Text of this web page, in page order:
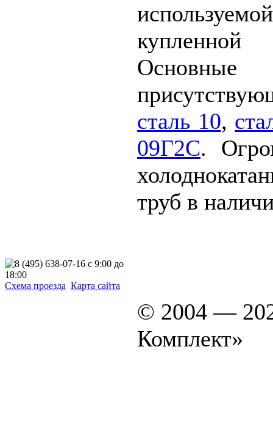
сталь 10,
09Г2С.
труб в
Схема проезда Карта сайта
© 2004 —
Комплект»